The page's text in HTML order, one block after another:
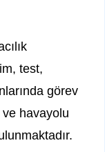
test,
görev
ve havayolu